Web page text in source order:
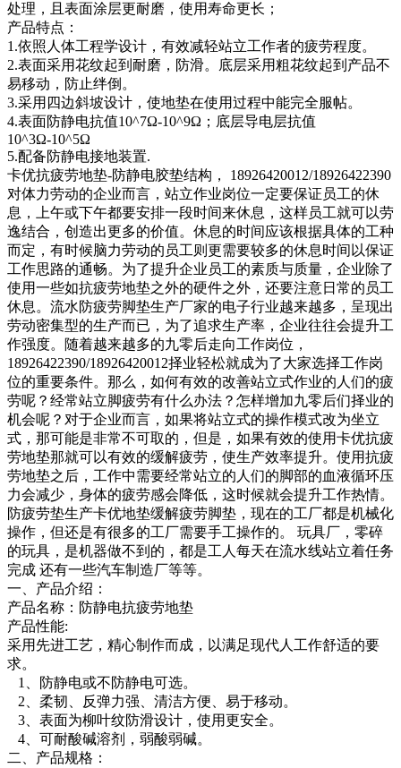
处理，且表面涂层更耐磨，使用寿命更长；
产品特点：
1.依照人体工程学设计，有效减轻站立工作者的疲劳程度。
2.表面采用花纹起到耐磨，防滑。底层采用粗花纹起到产品不
易移动，防止绊倒。
3.采用四边斜坡设计，使地垫在使用过程中能完全服帖。
4.表面防静电抗值10^7Ω-10^9Ω；底层导电层抗值
10^3Ω-10^5Ω
5.配备防静电接地装置.
卡优抗疲劳地垫-防静电胶垫结构， 18926420012/18926422390
对体力劳动的企业而言，站立作业岗位一定要保证员工的休
息，上午或下午都要安排一段时间来休息，这样员工就可以劳
逸结合，创造出更多的价值。休息的时间应该根据具体的工种
而定，有时候脑力劳动的员工则更需要较多的休息时间以保证
工作思路的通畅。为了提升企业员工的素质与质量，企业除了
使用一些如抗疲劳地垫之外的硬件之外，还要注意日常的员工
休息。流水防疲劳脚垫生产厂家的电子行业越来越多，呈现出
劳动密集型的生产而已，为了追求生产率，企业往往会提升工
作强度。随着越来越多的九零后走向工作岗位，
18926422390/18926420012择业轻松就成为了大家选择工作岗
位的重要条件。那么，如何有效的改善站立式作业的人们的疲
劳呢？经常站立脚疲劳有什么办法？怎样增加九零后们择业的
机会呢？对于企业而言，如果将站立式的操作模式改为坐立
式，那可能是非常不可取的，但是，如果有效的使用卡优抗疲
劳地垫那就可以有效的缓解疲劳，使生产效率提升。使用抗疲
劳地垫之后，工作中需要经常站立的人们的脚部的血液循环压
力会减少，身体的疲劳感会降低，这时候就会提升工作热情。
防疲劳垫生产卡优地垫缓解疲劳脚垫，现在的工厂都是机械化
操作，但还是有很多的工厂需要手工操作的。 玩具厂，零碎
的玩具，是机器做不到的，都是工人每天在流水线站立着任务
完成 还有一些汽车制造厂等等。
一、产品介绍：
产品名称：防静电抗疲劳地垫
产品性能:
采用先进工艺，精心制作而成，以满足现代人工作舒适的要
求。
1、防静电或不防静电可选。
2、柔韧、反弹力强、清洁方便、易于移动。
3、表面为柳叶纹防滑设计，使用更安全。
4、可耐酸碱溶剂，弱酸弱碱。
二、产品规格：